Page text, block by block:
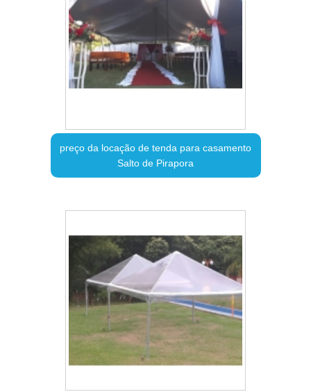
preço da locação de tenda para casamento
Salto de Pirapora